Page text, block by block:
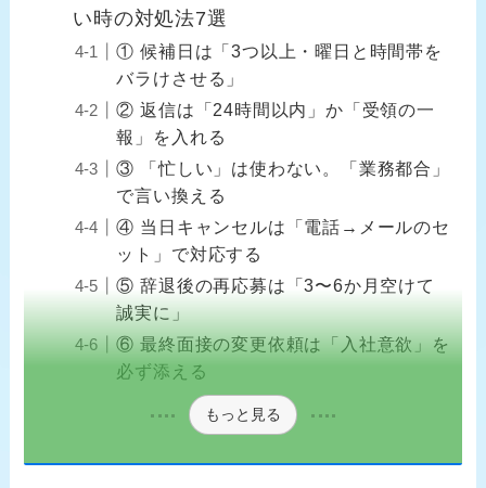
い時の対処法7選
① 候補日は「3つ以上・曜日と時間帯を
バラけさせる」
② 返信は「24時間以内」か「受領の一
報」を入れる
③ 「忙しい」は使わない。「業務都合」
で言い換える
④ 当日キャンセルは「電話→メールのセ
ット」で対応する
⑤ 辞退後の再応募は「3〜6か月空けて
誠実に」
⑥ 最終面接の変更依頼は「入社意欲」を
必ず添える
もっと見る